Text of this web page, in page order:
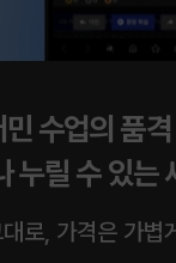
수업의 품격
누릴 수 있는
로, 가격은 가볍게